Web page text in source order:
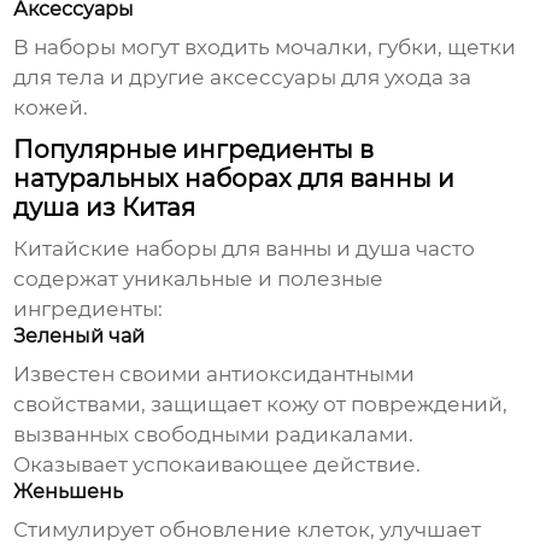
Аксессуары
В наборы могут входить мочалки, губки, щетки
для тела и другие аксессуары для ухода за
кожей.
Популярные ингредиенты в
натуральных наборах для ванны и
душа из Китая
Китайские наборы для ванны и душа часто
содержат уникальные и полезные
ингредиенты:
Зеленый чай
Известен своими антиоксидантными
свойствами, защищает кожу от повреждений,
вызванных свободными радикалами.
Оказывает успокаивающее действие.
Женьшень
Стимулирует обновление клеток, улучшает